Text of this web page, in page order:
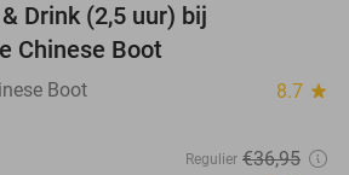
Drink (2,5 uur) bij
Chinese Boot
Boot 8.7 star
Regulier €36,95